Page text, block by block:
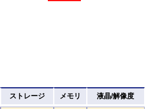
ストレージ メモリ 液晶/解像度